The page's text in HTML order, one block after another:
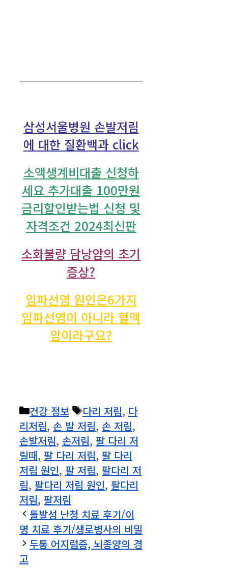
삼성서울병원 손발저림
에 대한 질환백과 click
소액생계비대출 신청하
세요 추가대출 100만원
금리할인받는법 신청 및
자격조건 2024최신판
소화불량 담낭암의 초기
증상?
임파선염 원인은6가지
임파선염이 아니라 혈액
암이라구요?
카
테
고
리
건강 정보
태
그
다리 저림, 다
리저림, 손 발 저림, 손 저림,
손발저림, 손저림, 팔 다리 저
릴때, 팔 다리 저림, 팔 다리
저림 원인, 팔 저림, 팔다리 저
림, 팔다리 저림 원인, 팔다리
저림, 팔저림
돌발성 난청 치료 후기/이
명 치료 후기/생로병사의 비밀
두통 어지럼증, 뇌종양의 경
고